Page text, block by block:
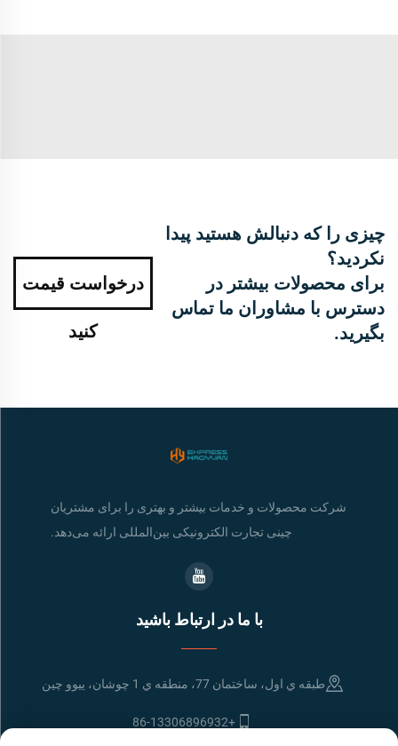
چیزی را که دنبالش هستید پیدا
نکردید؟
برای محصولات بیشتر در
دسترس با مشاوران ما تماس
بگیرید.
درخواست قیمت
کنید
شرکت محصولات و خدمات بیشتر و بهتری را برای مشتریان
چینی تجارت الکترونیکی بین‌المللی ارائه می‌دهد.
با ما در ارتباط باشید
طبقه ي اول، ساختمان 77، منطقه ي 1 چوشان، ييوو چين
+86-13306896932